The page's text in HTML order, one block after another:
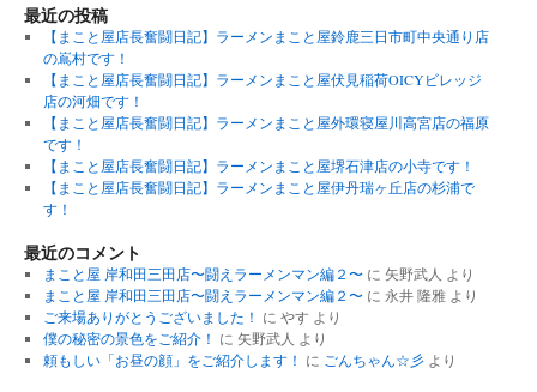
最近の投稿
【まこと屋店長奮闘日記】ラーメンまこと屋鈴鹿三日市町中央通り店
の嶌村です！
【まこと屋店長奮闘日記】ラーメンまこと屋伏見稲荷OICYビレッジ
店の河畑です！
【まこと屋店長奮闘日記】ラーメンまこと屋外環寝屋川高宮店の福原
です！
【まこと屋店長奮闘日記】ラーメンまこと屋堺石津店の小寺です！
【まこと屋店長奮闘日記】ラーメンまこと屋伊丹瑞ヶ丘店の杉浦で
す！
最近のコメント
まこと屋 岸和田三田店〜闘えラーメンマン編２〜に 矢野武人 より
まこと屋 岸和田三田店〜闘えラーメンマン編２〜に 永井 隆雅より
ご来場ありがとうございました！ に やす より
僕の秘密の景色をご紹介！ に 矢野武人 より
頼もしい「お昼の顔」をご紹介します！ に ごんちゃん☆彡より